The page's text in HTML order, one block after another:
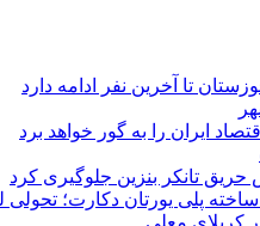
تا آخرین نفر ادامه دارد
ایران را به گور خواهد برد
تانکر بنزین جلوگیری کرد
ساخته پلی یورتان دکارت؛
کربلای معلی